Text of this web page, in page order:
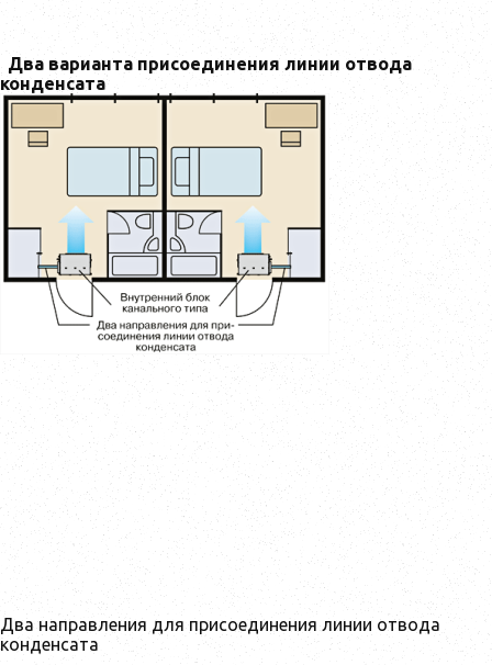
Два варианта присоединения линии отвода
конденсата
Два направления для присоединения линии отвода
конденсата